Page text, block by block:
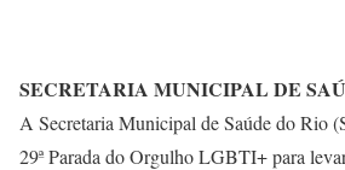
SECRETARIA MUNICIPAL DE
A Secretaria Municipal de Saúde do Rio
29ª Parada do Orgulho LGBTI+ para